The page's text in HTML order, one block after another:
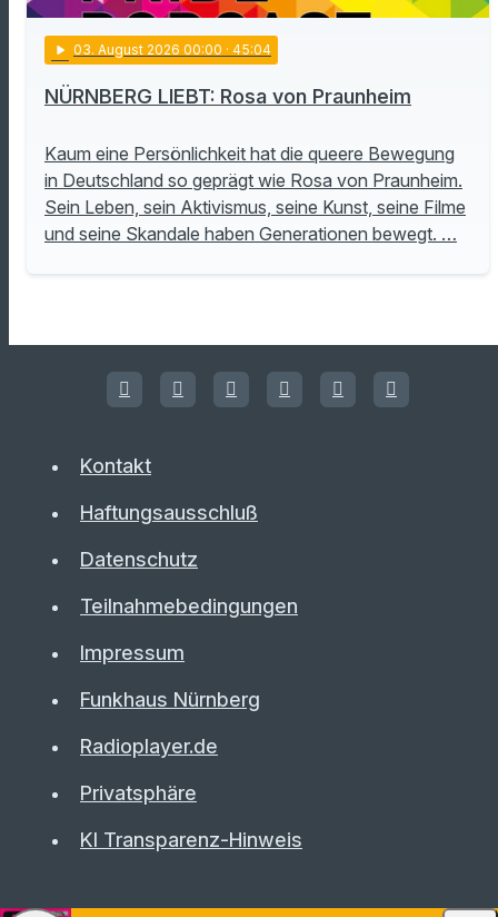
play_arrow 03. August 2026 00:00 · 45:04
NÜRNBERG LIEBT: Rosa von Praunheim
Kaum eine Persönlichkeit hat die queere Bewegung
in Deutschland so geprägt wie Rosa von Praunheim.
Sein Leben, sein Aktivismus, seine Kunst, seine Filme
und seine Skandale haben Generationen bewegt. …
Kontakt
Haftungsausschluß
Datenschutz
Teilnahmebedingungen
Impressum
Funkhaus Nürnberg
Radioplayer.de
Privatsphäre
KI Transparenz-Hinweis